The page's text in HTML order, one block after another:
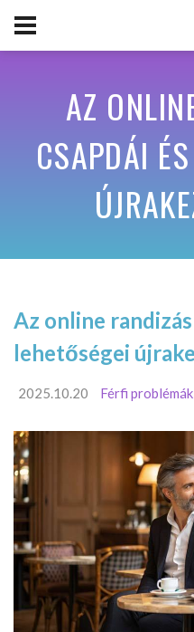
AZ
CSAPDÁI
Az online
lehetőségei
2025.10.20 Férfi problémák